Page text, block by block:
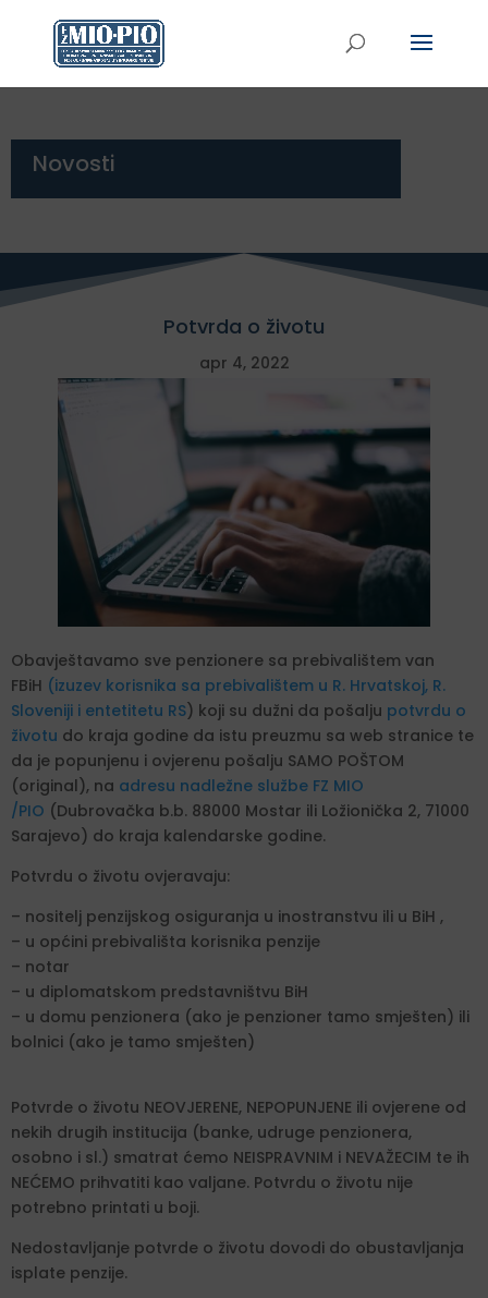
Novosti
Potvrda o životu
apr 4, 2022
Obavještavamo sve penzionere sa prebivalištem van
FBiH (izuzev korisnika sa prebivalištem u R. Hrvatskoj, R.
Sloveniji i entetitetu RS) koji su dužni da pošalju potvrdu o
životu do kraja godine da istu preuzmu sa web stranice te
da je popunjenu i ovjerenu pošalju SAMO POŠTOM
(original), na adresu nadležne službe FZ MIO
/PIO (Dubrovačka b.b. 88000 Mostar ili Ložionička 2, 71000
Sarajevo) do kraja kalendarske godine.
Potvrdu o životu ovjeravaju:
– nositelj penzijskog osiguranja u inostranstvu ili u BiH ,
– u općini prebivališta korisnika penzije
– notar
– u diplomatskom predstavništvu BiH
– u domu penzionera (ako je penzioner tamo smješten) ili
bolnici (ako je tamo smješten)
Potvrde o životu NEOVJERENE, NEPOPUNJENE ili ovjerene od
nekih drugih institucija (banke, udruge penzionera,
osobno i sl.) smatrat ćemo NEISPRAVNIM i NEVAŽECIM te ih
NEĆEMO prihvatiti kao valjane. Potvrdu o životu nije
potrebno printati u boji.
Nedostavljanje potvrde o životu dovodi do obustavljanja
isplate penzije.